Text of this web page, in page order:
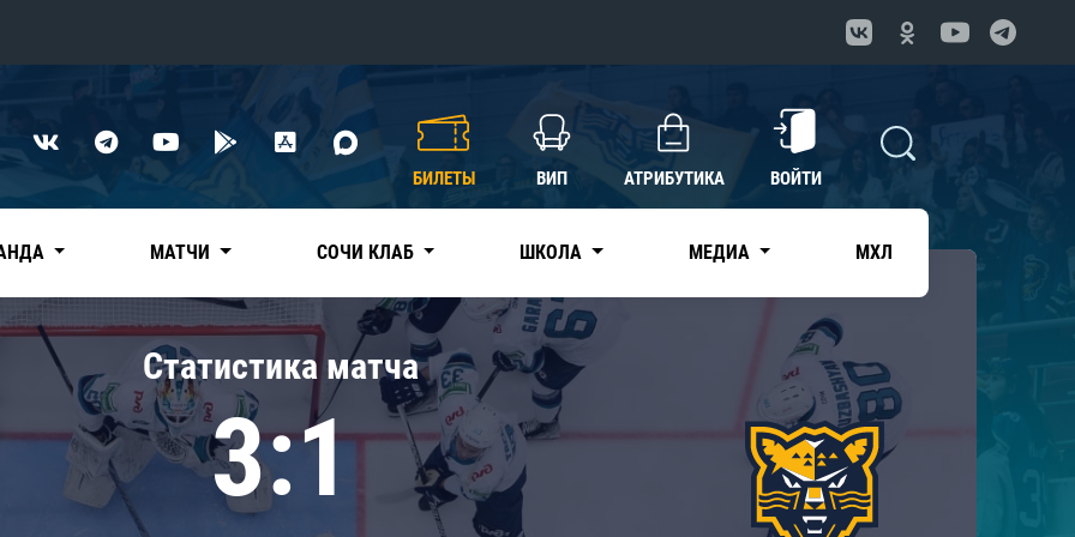
Нефтехимик
Дивизион Чернышева
Авангард
Адмирал
КХЛ
БИЛЕТЫ ВИП АТРИБУТИКА ВОЙТИ
МАТЧИ СОЧИ КЛАБ ШКОЛА МЕДИА МХЛ
Статистика матча
3:1